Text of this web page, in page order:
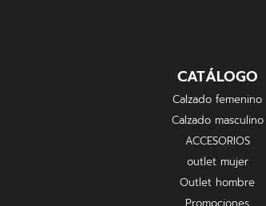
CATÁLOGO
Calzado femenino
Calzado masculino
ACCESORIOS
outlet mujer
Outlet hombre